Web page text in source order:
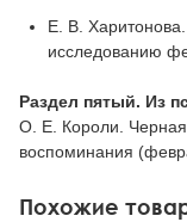
Е. В.
исследованию
Раздел пятый. Из
О. Е. Короли.
воспоминания
Похожие